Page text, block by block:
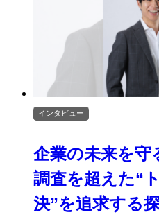
企業の未来を
調査を超えた“
決”を追求する
インタビュー